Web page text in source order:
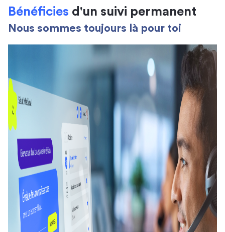
Bénéficies d'un suivi permanent
Nous sommes toujours là pour toi